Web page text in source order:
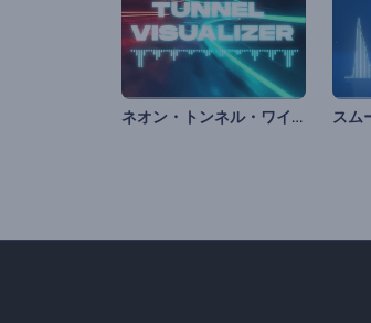
ネオン・トンネル・ワイヤーのビジュアライザー